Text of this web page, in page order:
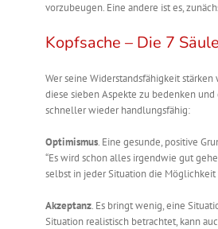
vorzubeugen. Eine andere ist es,
Kopfsache – Die 7
Wer seine Widerstandsfähigkeit
diese sieben Aspekte zu bedenken und
schneller wieder handlungsfähig:
Optimismus. Eine gesunde, positive
“Es wird schon alles irgendwie gut
selbst in jeder Situation die
Akzeptanz. Es bringt wenig, eine
Situation realistisch betrachtet, kann